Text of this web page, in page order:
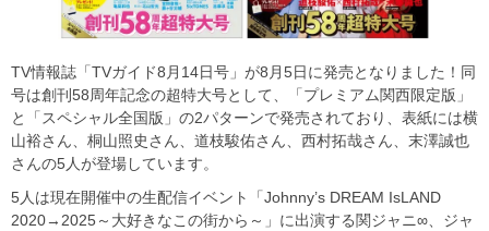
TV情報誌「TVガイド8月14日号」が8月5日に発売となりました！同
号は創刊58周年記念の超特大号として、「プレミアム関西限定版」
と「スペシャル全国版」の2パターンで発売されており、表紙には横
山裕さん、桐山照史さん、道枝駿佑さん、西村拓哉さん、末澤誠也
さんの5人が登場しています。
5人は現在開催中の生配信イベント「Johnny’s DREAM IsLAND
2020→2025～大好きなこの街から～」に出演する関ジャニ∞、ジャ